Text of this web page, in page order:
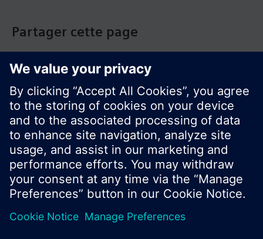
Partager cette page
© Siemens Switzerland Ltd. Building Technologies
Group - 2016
Le portefeuille des produits peut varier en